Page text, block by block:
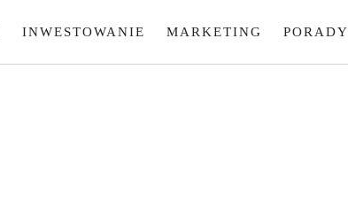
INWESTOWANIE MARKETING PORADY